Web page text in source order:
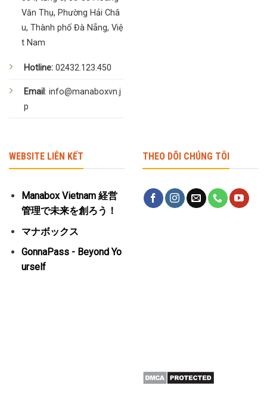
Văn Thụ, Phường Hải Châ
u, Thành phố Đà Nẵng, Việ
t Nam
Hotline: 02432.123.450
Email: info@manaboxvn.j
p
WEBSITE LIÊN KẾT
Manabox Vietnam 経営
管理で未来を創ろう！
マナボックス
GonnaPass - Beyond Yo
urself
THEO DÕI CHÚNG TÔI